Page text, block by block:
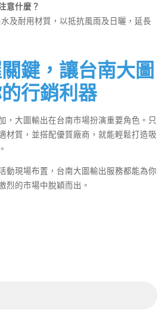
意什麼？
及耐用材質，以抵抗風雨及日曬，延長
鍵，讓台南大圖
行銷利器
，大圖輸出在台南市場扮演重要角色。只
材質，並搭配優質廠商，就能輕鬆打造吸
動現場布置，台南大圖輸出服務都能為你
烈的市場中脫穎而出。